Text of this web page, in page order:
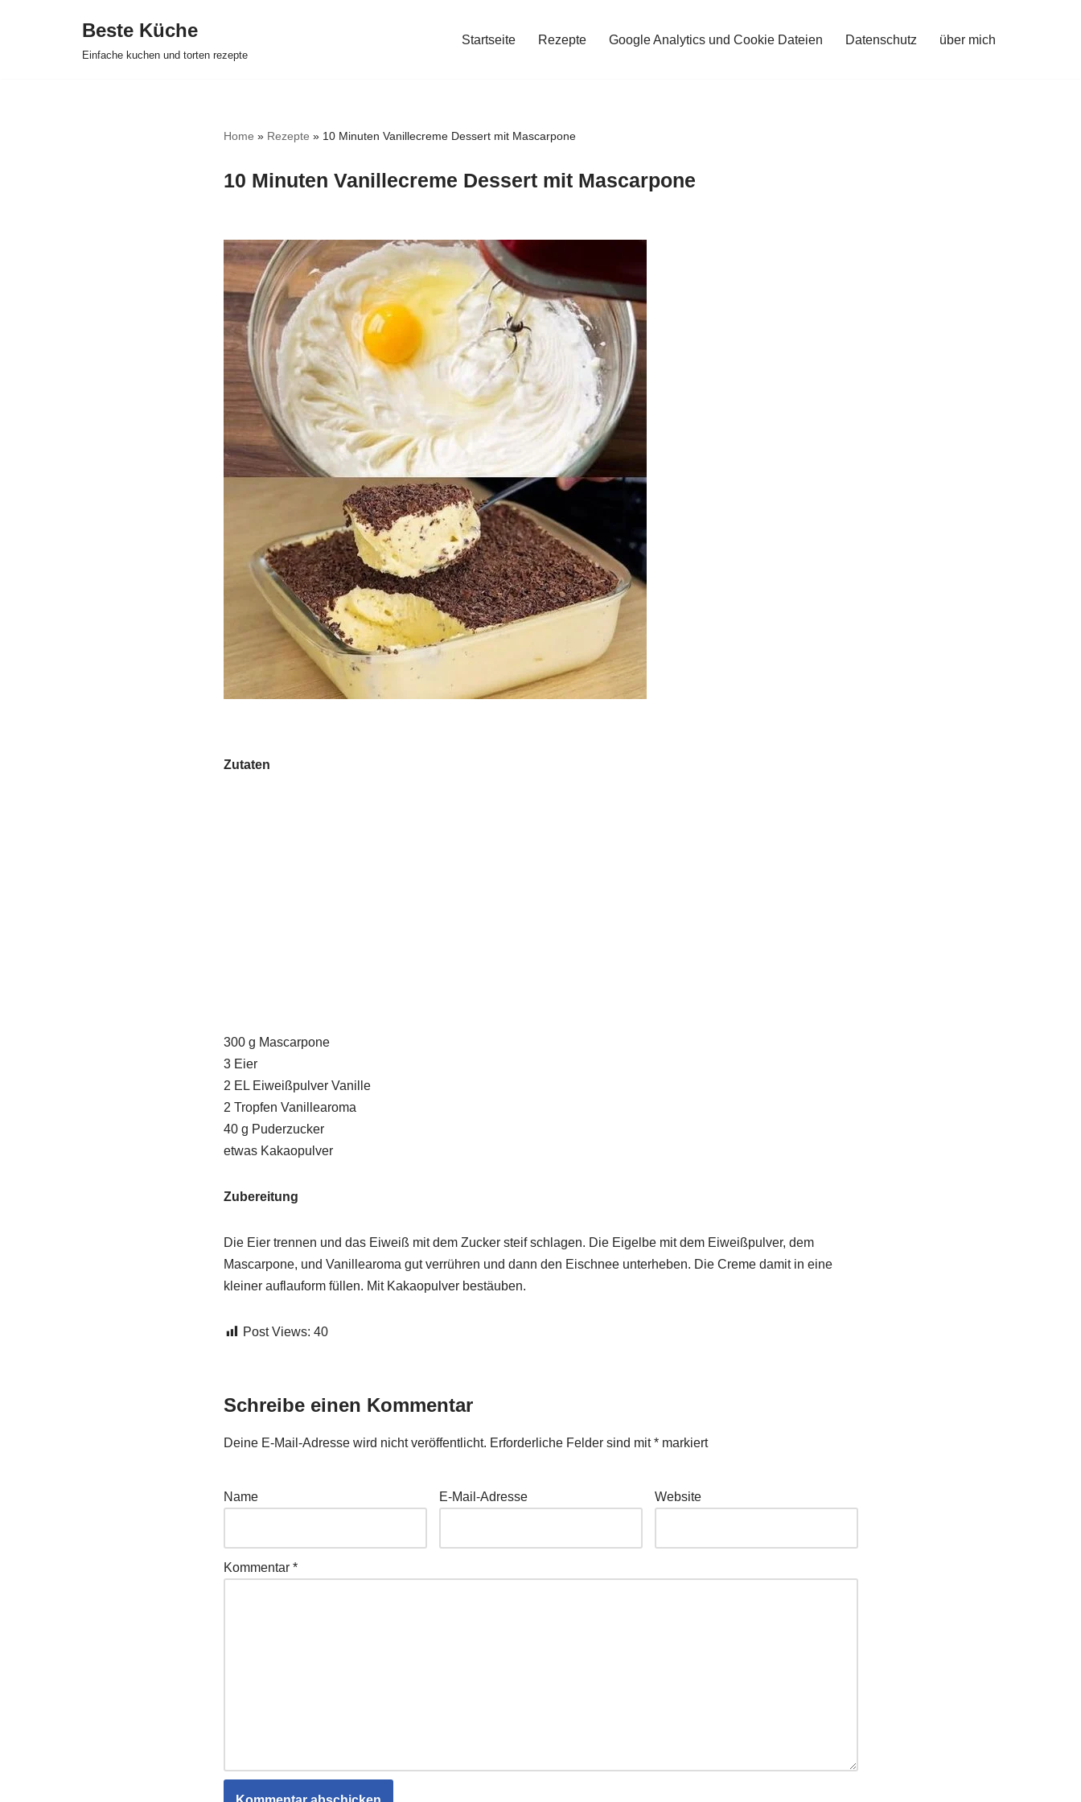
Beste Küche
Einfache kuchen und torten rezepte
Startseite Rezepte Google Analytics und Cookie Dateien Datenschutz über mich
Home » Rezepte » 10 Minuten Vanillecreme Dessert mit Mascarpone
10 Minuten Vanillecreme Dessert mit Mascarpone
Zutaten
300 g Mascarpone
3 Eier
2 EL Eiweißpulver Vanille
2 Tropfen Vanillearoma
40 g Puderzucker
etwas Kakaopulver
Zubereitung
Die Eier trennen und das Eiweiß mit dem Zucker steif schlagen. Die Eigelbe mit dem Eiweißpulver, dem
Mascarpone, und Vanillearoma gut verrühren und dann den Eischnee unterheben. Die Creme damit in eine
kleiner auflauform füllen. Mit Kakaopulver bestäuben.
Post Views: 40
Schreibe einen Kommentar
Deine E-Mail-Adresse wird nicht veröffentlicht. Erforderliche Felder sind mit*markiert
Name E-Mail-Adresse Website
Kommentar *